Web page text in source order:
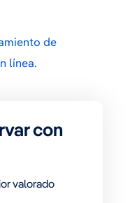
de
línea.
con
valorado